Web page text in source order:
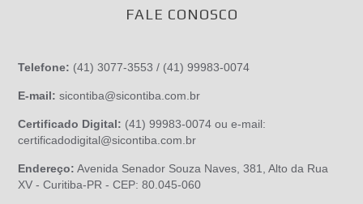
FALE CONOSCO
Telefone: (41) 3077-3553 / (41) 99983-0074
E-mail:sicontiba@sicontiba.com.br
Certificado Digital: (41) 99983-0074 ou e-mail:
certificadodigital@sicontiba.com.br
Endereço: Avenida Senador Souza Naves, 381, Alto da Rua
XV - Curitiba-PR - CEP: 80.045-060